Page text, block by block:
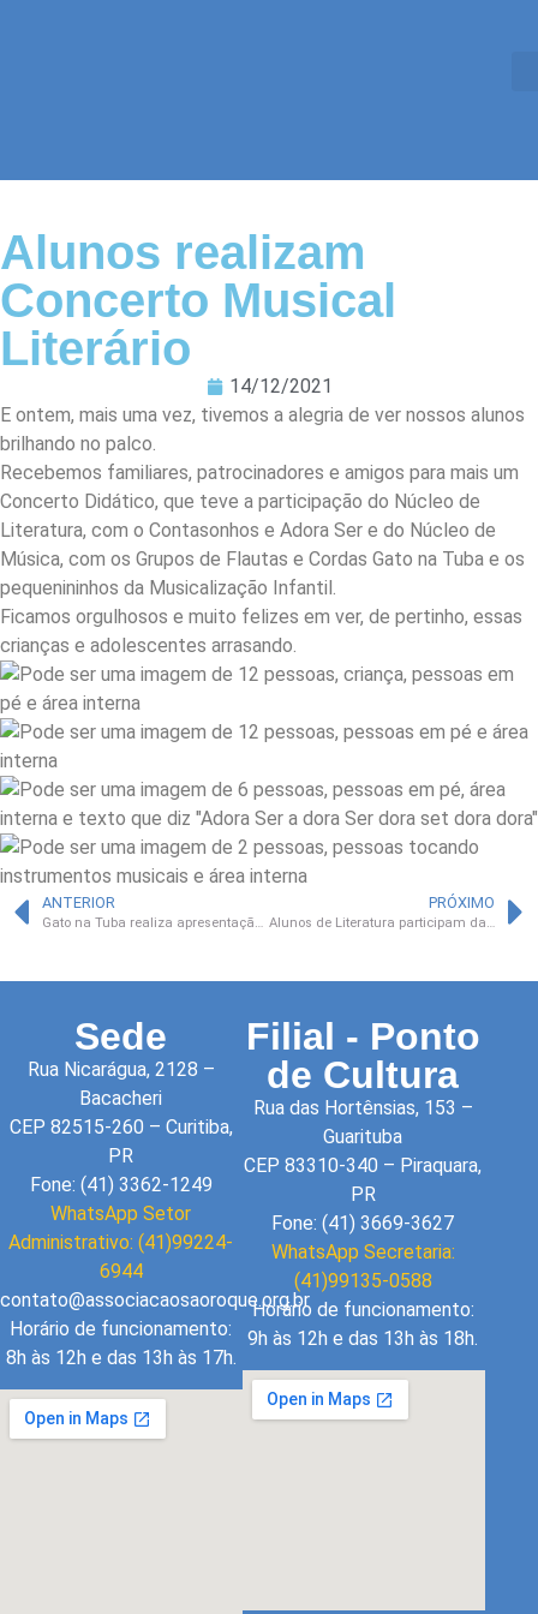
Alunos realizam
Concerto Musical
Literário
14/12/2021
E ontem, mais uma vez, tivemos a alegria de ver nossos alunos
brilhando no palco.
Recebemos familiares, patrocinadores e amigos para mais um
Concerto Didático, que teve a participação do Núcleo de
Literatura, com o Contasonhos e Adora Ser e do Núcleo de
Música, com os Grupos de Flautas e Cordas Gato na Tuba e os
pequenininhos da Musicalização Infantil.
Ficamos orgulhosos e muito felizes em ver, de pertinho, essas
crianças e adolescentes arrasando.
ANTERIOR
Gato na Tuba realiza apresentação para patrocinadores
PRÓXIMO
Alunos de Literatura participam da premiação dos Leitores do Ano
Sede
Rua Nicarágua, 2128 –
Bacacheri
CEP 82515-260 – Curitiba,
PR
Fone: (41) 3362-1249
WhatsApp Setor
Administrativo: (41)99224-
6944
contato@associacaosaoroque.org.br
Horário de funcionamento:
8h às 12h e das 13h às 17h.
Filial - Ponto
de Cultura
Rua das Hortênsias, 153 –
Guarituba
CEP 83310-340 – Piraquara,
PR
Fone: (41) 3669-3627
WhatsApp Secretaria:
(41)99135-0588
Horário de funcionamento:
9h às 12h e das 13h às 18h.